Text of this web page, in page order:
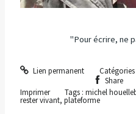
"Pour écrire, ne
Lien permanent Catégories
Share
Imprimer
Tags :michel
rester vivant, plateforme